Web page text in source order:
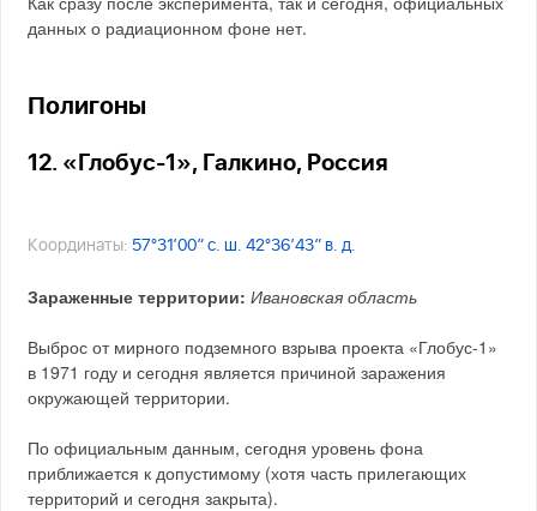
данных о радиационном фоне нет.
Полигоны
12. «Глобус-1», Галкино, Россия
Координаты: 57°31′00″ с. ш. 42°36′43″ в. д.
Зараженные территории: Ивановская область
Выброс от мирного подземного взрыва проекта «Глобус-1»
в 1971 году и сегодня является причиной заражения
окружающей территории.
По официальным данным, сегодня уровень фона
приближается к допустимому (хотя часть прилегающих
территорий и сегодня закрыта).